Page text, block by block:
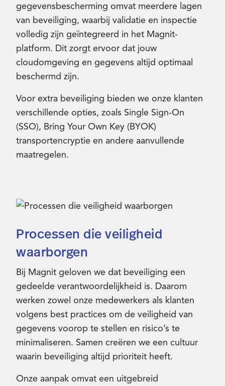
gegevensbescherming omvat meerdere lagen
van beveiliging, waarbij validatie en inspectie
volledig zijn geïntegreerd in het Magnit-
platform. Dit zorgt ervoor dat jouw
cloudomgeving en gegevens altijd optimaal
beschermd zijn.
Voor extra beveiliging bieden we onze klanten
verschillende opties, zoals Single Sign-On
(SSO), Bring Your Own Key (BYOK)
transportencryptie en andere aanvullende
maatregelen.
Processen die veiligheid
waarborgen
Bij Magnit geloven we dat beveiliging een
gedeelde verantwoordelijkheid is. Daarom
werken zowel onze medewerkers als klanten
volgens best practices om de veiligheid van
gegevens voorop te stellen en risico’s te
minimaliseren. Samen creëren we een cultuur
waarin beveiliging altijd prioriteit heeft.
Onze aanpak omvat een uitgebreid